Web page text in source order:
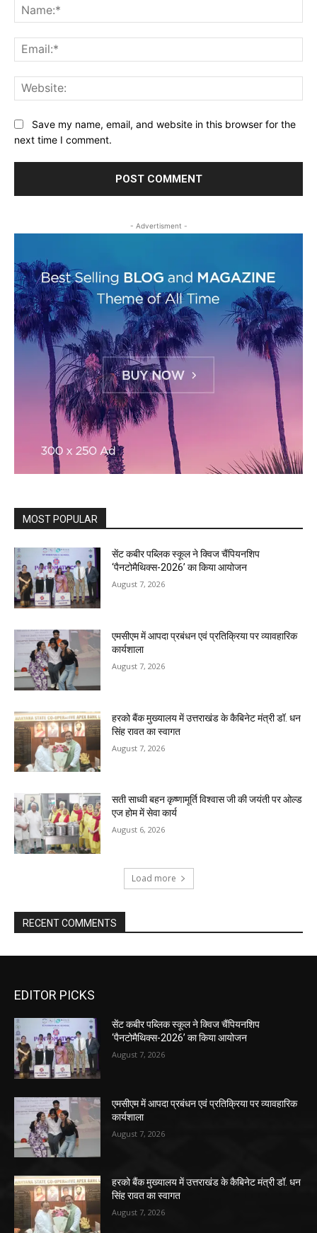
Save my name, email, and website in this browser for the
next time I comment.
- Advertisment -
MOST POPULAR
सेंट कबीर पब्लिक स्कूल ने क्विज चैंपियनशिप
‘पैनटोमैथिक्स-2026’ का किया आयोजन
August 7, 2026
एमसीएम में आपदा प्रबंधन एवं प्रतिक्रिया पर व्यावहारिक
कार्यशाला
August 7, 2026
हरको बैंक मुख्यालय में उत्तराखंड के कैबिनेट मंत्री डॉ. धन
सिंह रावत का स्वागत
August 7, 2026
सती साध्वी बहन कृष्णामूर्ति विश्वास जी की जयंती पर ओल्ड
एज होम में सेवा कार्य
August 6, 2026
Load more
RECENT COMMENTS
EDITOR PICKS
सेंट कबीर पब्लिक स्कूल ने क्विज चैंपियनशिप
‘पैनटोमैथिक्स-2026’ का किया आयोजन
August 7, 2026
एमसीएम में आपदा प्रबंधन एवं प्रतिक्रिया पर व्यावहारिक
कार्यशाला
August 7, 2026
हरको बैंक मुख्यालय में उत्तराखंड के कैबिनेट मंत्री डॉ. धन
सिंह रावत का स्वागत
August 7, 2026